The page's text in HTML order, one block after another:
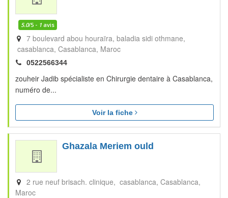
5.0/5 - 1 avis
7 boulevard abou houraïra, baladia sidi othmane,
casablanca Casablanca Maroc
0522566344
zouheir Jadib spécialiste en Chirurgie dentaire à Casablanca,
numéro de...
Voir la fiche
Ghazala Meriem ould
2 rue neuf brisach. clinique, casablanca Casablanca
Maroc